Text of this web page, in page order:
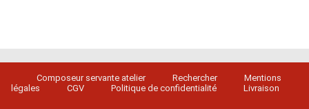
Composeur servante atelier Rechercher
Mentions
légales
CGV Politique de confidentialité Livraison